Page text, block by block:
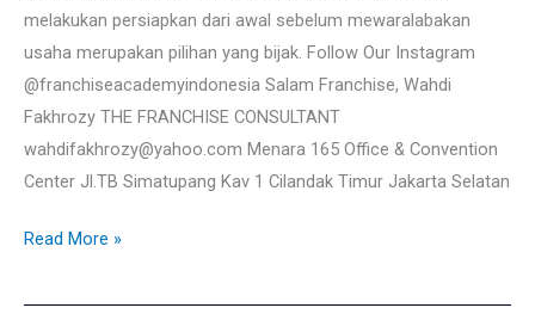
melakukan persiapkan dari awal sebelum mewaralabakan
usaha merupakan pilihan yang bijak. Follow Our Instagram
@franchiseacademyindonesia Salam Franchise, Wahdi
Fakhrozy THE FRANCHISE CONSULTANT
wahdifakhrozy@yahoo.com Menara 165 Office & Convention
Center Jl.TB Simatupang Kav 1 Cilandak Timur Jakarta Selatan
Read More »